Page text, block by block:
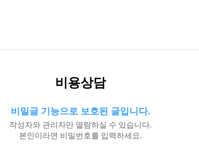
비용상담
비밀글 기능으로 보호된 글입니다.
작성자와 관리자만 열람하실 수 있습니다.
본인이라면 비밀번호를 입력하세요.